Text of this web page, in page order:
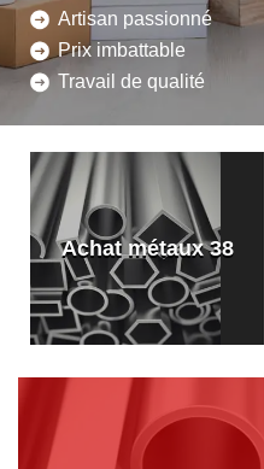
Artisan passionné
Prix imbattable
Travail de qualité
Achat métaux 38